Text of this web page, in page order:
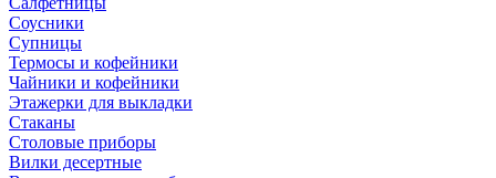
Соусники
Супницы
Термосы и кофейники
Чайники и кофейники
Этажерки для выкладки
Стаканы
Столовые приборы
Вилки десертные